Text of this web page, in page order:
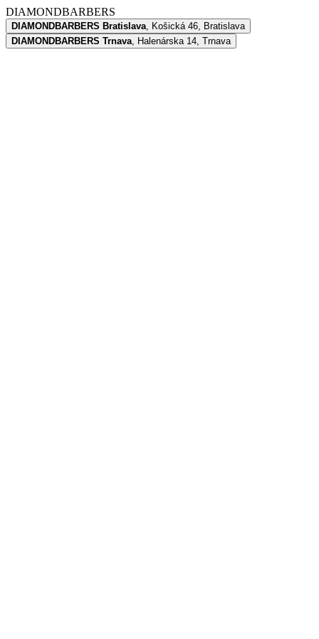
DIAMONDBARBERS
DIAMONDBARBERS Bratislava, Košická 46, Bratislava
DIAMONDBARBERS Trnava, Halenárska 14, Trnava